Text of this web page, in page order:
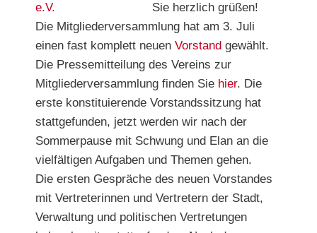
Sie herzlich grüßen!
Die Mitgliederversammlung hat am 3. Juli
einen fast komplett neuen Vorstand gewählt.
Die Pressemitteilung des Vereins zur
Mitgliederversammlung finden Sie hier. Die
erste konstituierende Vorstandssitzung hat
stattgefunden, jetzt werden wir nach der
Sommerpause mit Schwung und Elan an die
vielfältigen Aufgaben und Themen gehen.
Die ersten Gespräche des neuen Vorstandes
mit Vertreterinnen und Vertretern der Stadt,
Verwaltung und politischen Vertretungen